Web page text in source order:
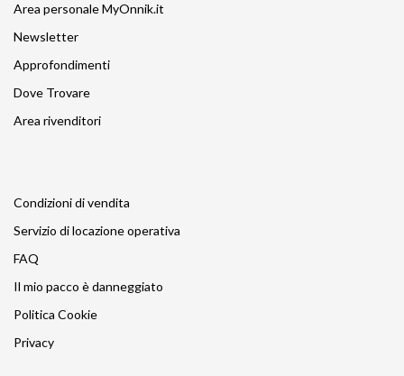
Area personale MyOnnik.it
Newsletter
Approfondimenti
Dove Trovare
Area rivenditori
Condizioni di vendita
Servizio di locazione operativa
FAQ
Il mio pacco è danneggiato
Politica Cookie
Privacy